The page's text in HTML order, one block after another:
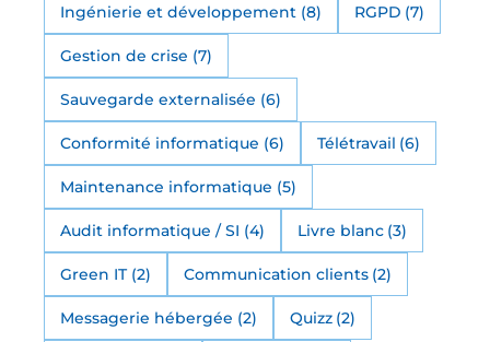
Ingénierie et développement (8) RGPD (7)
Gestion de crise (7)
Sauvegarde externalisée (6)
Conformité informatique (6) Télétravail (6)
Maintenance informatique (5)
Audit informatique / SI (4) Livre blanc (3)
Green IT (2) Communication clients (2)
Messagerie hébergée (2) Quizz (2)